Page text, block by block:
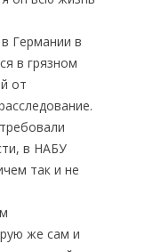
Германии в
в грязном
от
в НАБУ
так и не
же сам и